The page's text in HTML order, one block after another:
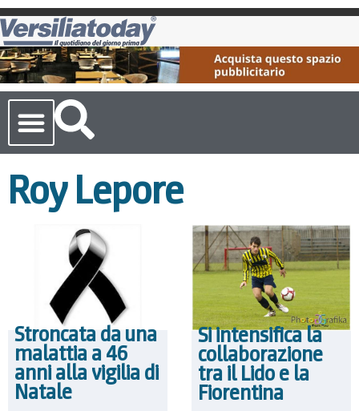
Roy Lepore
Stroncata da una
malattia a 46
anni alla vigilia di
Natale
Si intensifica la
collaborazione
tra il Lido e la
Fiorentina